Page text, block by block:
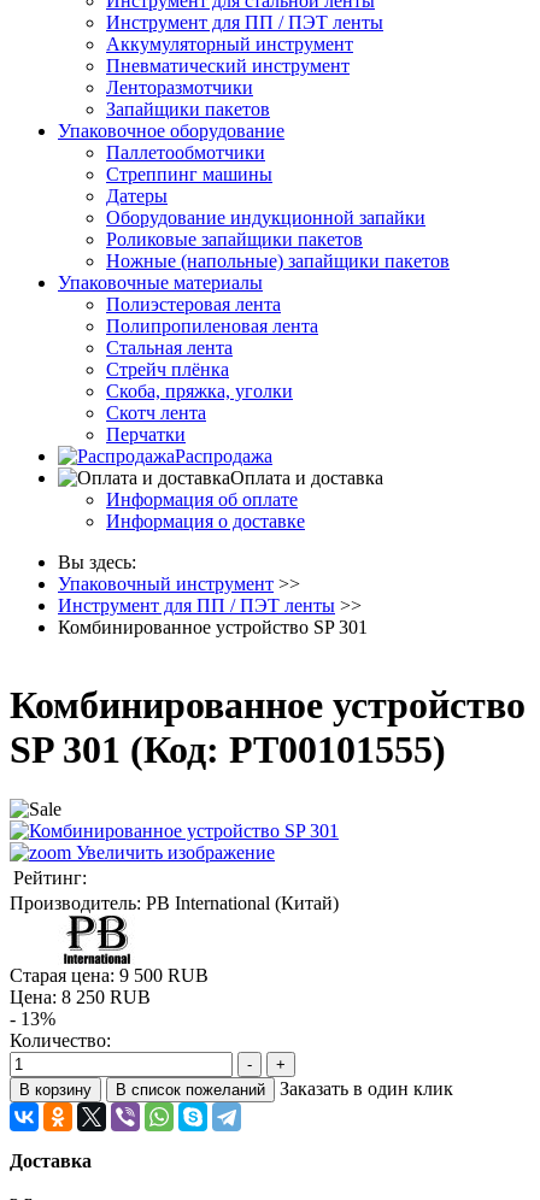
Инструмент для ПП / ПЭТ ленты
Аккумуляторный инструмент
Пневматический инструмент
Ленторазмотчики
Запайщики пакетов
Упаковочное оборудование
Паллетообмотчики
Стреппинг машины
Датеры
Оборудование индукционной запайки
Роликовые запайщики пакетов
Ножные (напольные) запайщики пакетов
Упаковочные материалы
Полиэстеровая лента
Полипропиленовая лента
Стальная лента
Стрейч плёнка
Скоба, пряжка, уголки
Скотч лента
Перчатки
Распродажа
Оплата и доставка
Информация об оплате
Информация о доставке
Вы здесь:
Упаковочный инструмент >>
Инструмент для ПП / ПЭТ ленты >>
Комбинированное устройство SP 301
Комбинированное устройство
SP 301 (Код: PT00101555)
Увеличить изображение
Рейтинг:
Производитель: PB International (Китай)
Старая цена: 9 500 RUB
Цена: 8 250 RUB
- 13%
Количество:
Заказать в один клик
Доставка